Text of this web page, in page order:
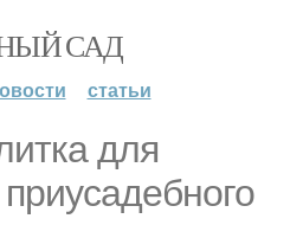
САД
статьи
для